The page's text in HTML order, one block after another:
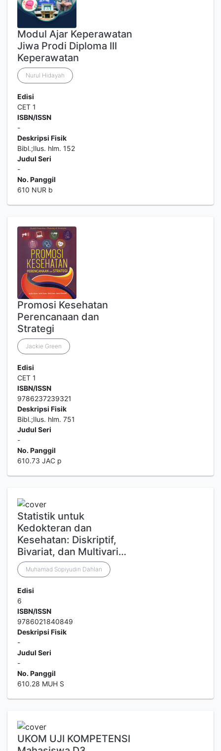
Modul Ajar Keperawatan
Jiwa Prodi Diploma III
Keperawatan
Nurul Hidayah
Edisi
CET 1
ISBN/ISSN
-
Deskripsi Fisik
Bibl.;Ilus. hlm. 152
Judul Seri
-
No. Panggil
610 NUR b
Promosi Kesehatan
Perencanaan dan
Strategi
Jackie Green
Edisi
CET 1
ISBN/ISSN
9786237239321
Deskripsi Fisik
Bibl.;Ilus. hlm. 751
Judul Seri
-
No. Panggil
610.73 JAC p
Statistik untuk
Kedokteran dan
Kesehatan: Diskriptif,
Bivariat, dan Multivari…
Muhamad Sopiyudin Dahlan
Edisi
6
ISBN/ISSN
9786021840849
Deskripsi Fisik
-
Judul Seri
-
No. Panggil
610.28 MUH S
UKOM UJI KOMPETENSI